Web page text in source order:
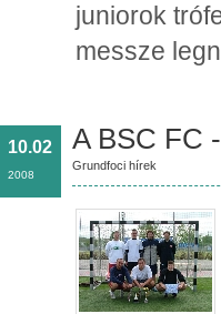
juniorok
messze
10.02
2008
A BSC FC
Grundfoci hírek